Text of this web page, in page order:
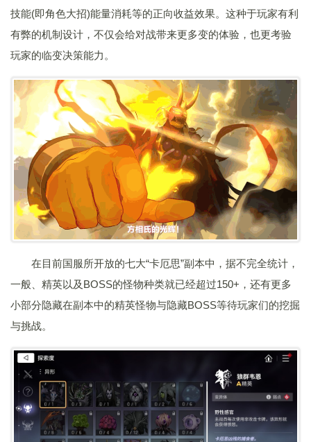
技能(即角色大招)能量消耗等的正向收益效果。这种于玩家有利
有弊的机制设计，不仅会给对战带来更多变的体验，也更考验
玩家的临变决策能力。
在目前国服所开放的七大“卡厄思”副本中，据不完全统计，
一般、精英以及BOSS的怪物种类就已经超过150+，还有更多
小部分隐藏在副本中的精英怪物与隐藏BOSS等待玩家们的挖掘
与挑战。